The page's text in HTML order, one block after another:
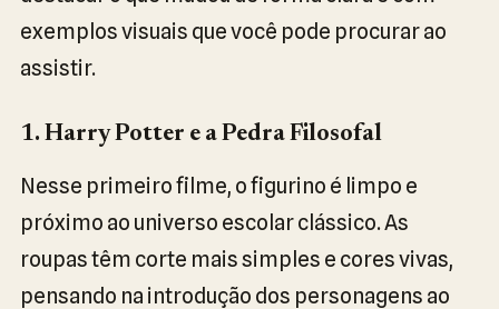
exemplos visuais que você pode procurar ao
assistir.
1. Harry Potter e a Pedra Filosofal
Nesse primeiro filme, o figurino é limpo e
próximo ao universo escolar clássico. As
roupas têm corte mais simples e cores vivas,
pensando na introdução dos personagens ao